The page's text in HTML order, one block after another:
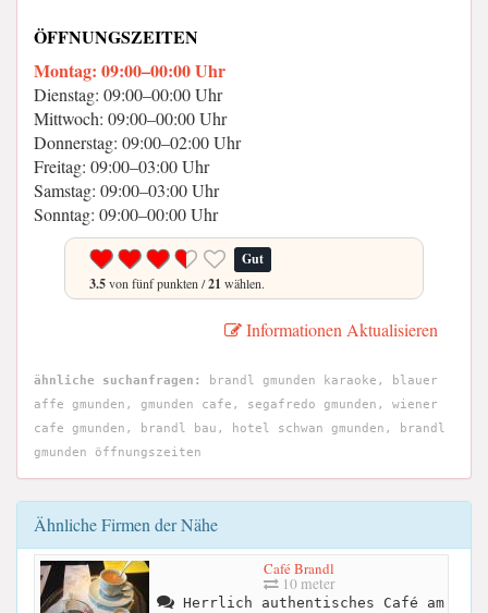
ÖFFNUNGSZEITEN
Montag: 09:00–00:00 Uhr
Dienstag: 09:00–00:00 Uhr
Mittwoch: 09:00–00:00 Uhr
Donnerstag: 09:00–02:00 Uhr
Freitag: 09:00–03:00 Uhr
Samstag: 09:00–03:00 Uhr
Sonntag: 09:00–00:00 Uhr
Gut
3.5von fünf punkten /21 wählen.
Informationen Aktualisieren
ähnliche suchanfragen:
brandl gmunden karaoke, blauer
affe gmunden, gmunden cafe, segafredo gmunden, wiener
cafe gmunden, brandl bau, hotel schwan gmunden, brandl
gmunden öffnungszeiten
Ähnliche Firmen der Nähe
Café Brandl
10 meter
Herrlich authentisches Café am